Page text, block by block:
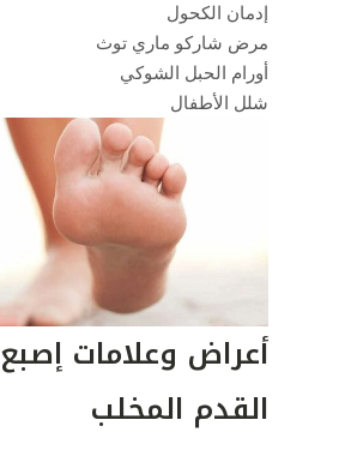
إدمان الكحول
مرض شاركو ماري توث
أورام الحبل الشوكي
شلل الأطفال
أعراض وعلامات إصبع
القدم المخلب